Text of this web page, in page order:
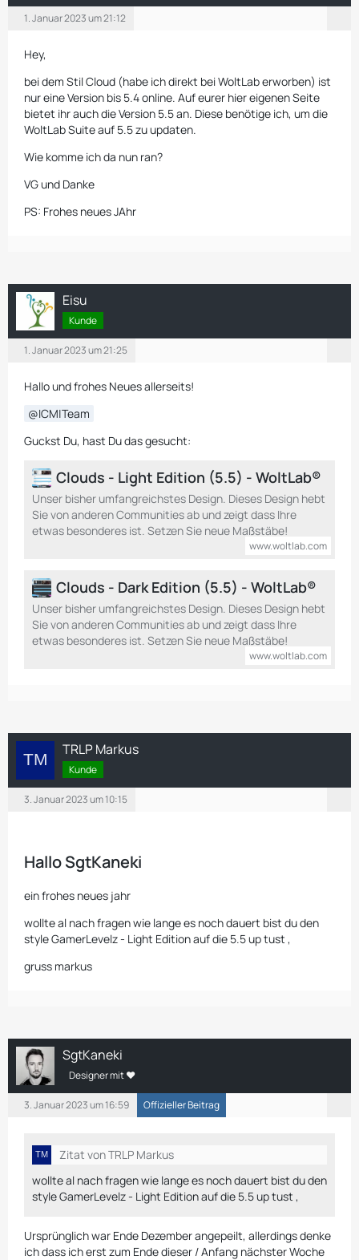
1. Januar 2023 um 21:12
Hey,
bei dem Stil Cloud (habe ich direkt bei WoltLab erworben) ist
nur eine Version bis 5.4 online. Auf eurer hier eigenen Seite
bietet ihr auch die Version 5.5 an. Diese benötige ich, um die
WoltLab Suite auf 5.5 zu updaten.
Wie komme ich da nun ran?
VG und Danke
PS: Frohes neues JAhr
Eisu
Kunde
1. Januar 2023 um 21:25
Hallo und frohes Neues allerseits!
ICM|Team
Guckst Du, hast Du das gesucht:
Clouds - Light Edition (5.5) - WoltLab®
Unser bisher umfangreichstes Design. Dieses Design hebt
Sie von anderen Communities ab und zeigt dass Ihre
etwas besonderes ist. Setzen Sie neue Maßstäbe!
www.woltlab.com
Clouds - Dark Edition (5.5) - WoltLab®
Unser bisher umfangreichstes Design. Dieses Design hebt
Sie von anderen Communities ab und zeigt dass Ihre
etwas besonderes ist. Setzen Sie neue Maßstäbe!
www.woltlab.com
TRLP Markus
Kunde
3. Januar 2023 um 10:15
Hallo SgtKaneki
ein frohes neues jahr
wollte al nach fragen wie lange es noch dauert bist du den
style GamerLevelz - Light Edition auf die 5.5 up tust ,
gruss markus
SgtKaneki
Designer mit ❤
3. Januar 2023 um 16:59 Offizieller Beitrag
Zitat von TRLP Markus
wollte al nach fragen wie lange es noch dauert bist du den
style GamerLevelz - Light Edition auf die 5.5 up tust ,
Ursprünglich war Ende Dezember angepeilt, allerdings denke
ich dass ich erst zum Ende dieser / Anfang nächster Woche